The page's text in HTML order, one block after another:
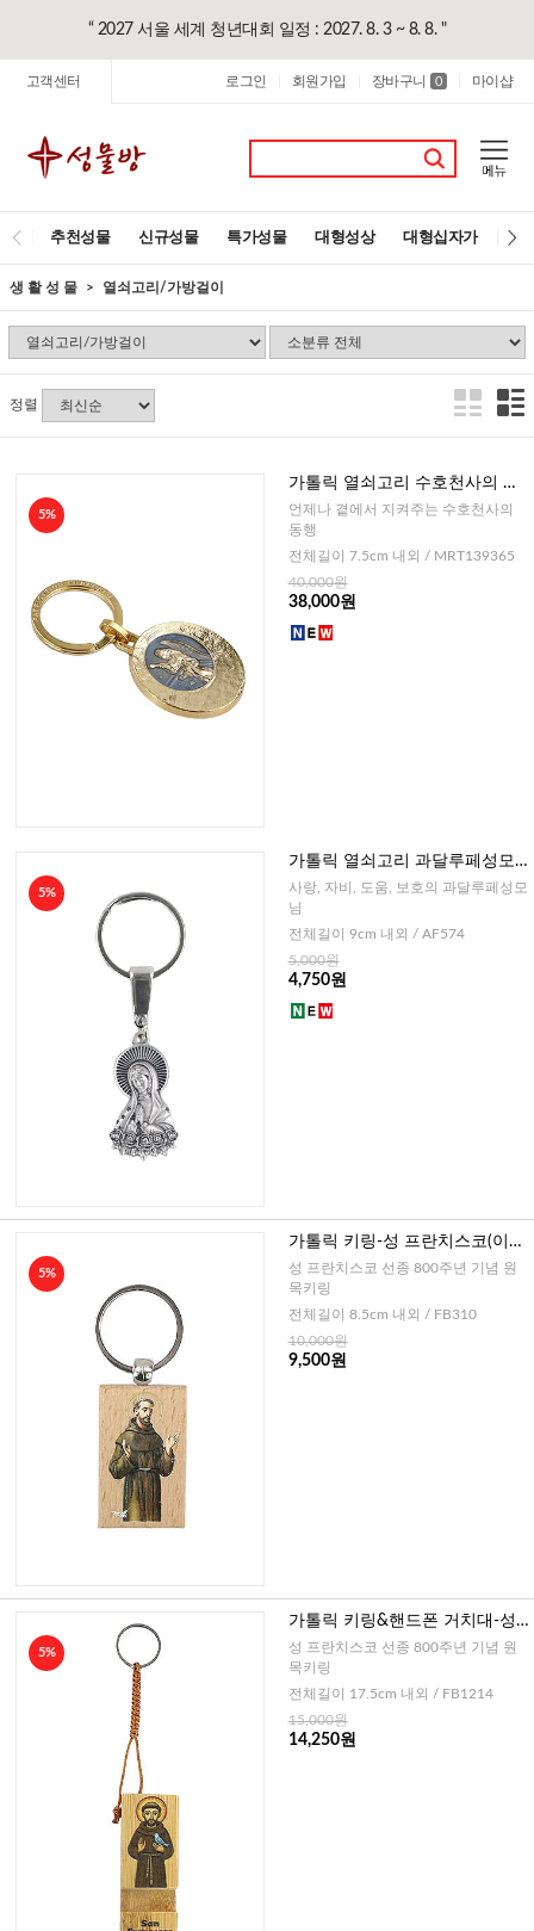
“ 2027 서울 세계 청년대회 일정 : 2027. 8. 3 ~ 8. 8. "
고객센터 로그인 회원가입 장바구니 0 마이샵
추천성물 신규성물 특가성물 대형성상 대형십자가 레
생 활 성 물 열쇠고리/가방걸이
정렬
5%
가톨릭 열쇠고리 수호천사의 축
복(프랑스)
언제나 곁에서 지켜주는 수호천사의
동행
전체길이 7.5cm 내외 / MRT139365
40,000원
38,000원
5%
가톨릭 열쇠고리 과달루페성모
(이태리)
사랑, 자비, 도움, 보호의 과달루페성모
님
전체길이 9cm 내외 / AF574
5,000원
4,750원
5%
가톨릭 키링-성 프란치스코(이태
리)2
성 프란치스코 선종 800주년 기념 원
목키링
전체길이 8.5cm 내외 / FB310
10,000원
9,500원
5%
가톨릭 키링&핸드폰 거치대-성
프란치스코(이태리)3
성 프란치스코 선종 800주년 기념 원
목키링
전체길이 17.5cm 내외 / FB1214
15,000원
14,250원